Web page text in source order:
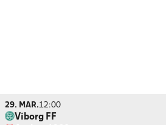
29. MAR.12:00
Viborg FF